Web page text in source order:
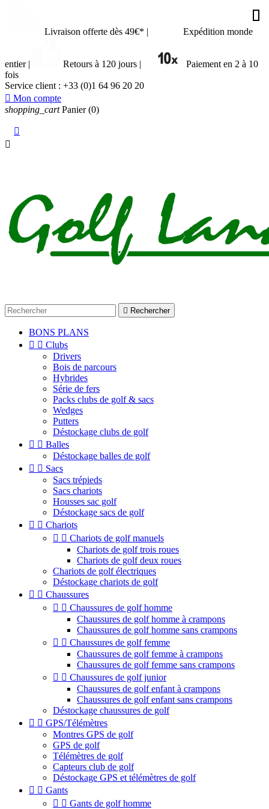
Livraison offerte dès 49€* | Expédition monde
entier | Retours à 120 jours |
Paiement en 2 à 10
fois
Service client : +33 (0)1 64 96 20 20
 Mon compte
shopping_cart Panier (0)


 Rechercher
BONS PLANS
  Clubs
Drivers
Bois de parcours
Hybrides
Série de fers
Packs clubs de golf & sacs
Wedges
Putters
Déstockage clubs de golf
  Balles
Déstockage balles de golf
  Sacs
Sacs trépieds
Sacs chariots
Housses sac golf
Déstockage sacs de golf
  Chariots
  Chariots de golf manuels
Chariots de golf trois roues
Chariots de golf deux roues
Chariots de golf électriques
Déstockage chariots de golf
  Chaussures
  Chaussures de golf homme
Chaussures de golf homme à crampons
Chaussures de golf homme sans crampons
  Chaussures de golf femme
Chaussures de golf femme à crampons
Chaussures de golf femme sans crampons
  Chaussures de golf junior
Chaussures de golf enfant à crampons
Chaussures de golf enfant sans crampons
Déstockage chaussures de golf
  GPS/Télémètres
Montres GPS de golf
GPS de golf
Télémètres de golf
Capteurs club de golf
Déstockage GPS et télémètres de golf
  Gants
  Gants de golf homme







































